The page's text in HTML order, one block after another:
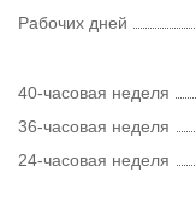
Рабочих дней
40-часовая неделя
36-часовая неделя
24-часовая неделя